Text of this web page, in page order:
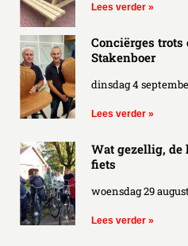
Lees verder »
Conciërges
Stakenboer
dinsdag 4
Lees verder »
Wat gezellig, de
fiets
woensdag 29
Lees verder »